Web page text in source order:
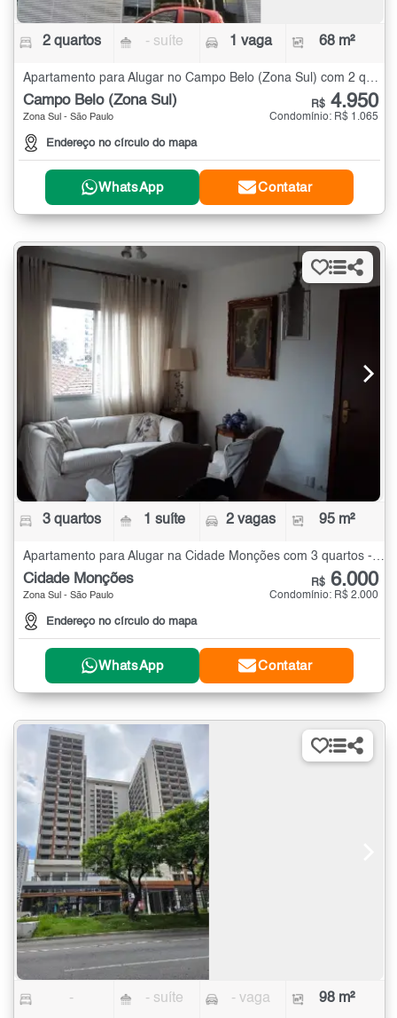
2 quartos - suíte 1 vaga 68 m²
Campo Belo (Zona Sul)
Zona Sul - São Paulo
Endereço no círculo do mapa
R$ 4.950
Condomínio: R$ 1.065
WhatsApp Contatar
3 quartos 1 suíte 2 vagas 95 m²
Apartamento para Alugar na Cidade Monções com 3 quartos - 95 m²
Cidade Monções
Zona Sul - São Paulo
Endereço no círculo do mapa
R$ 6.000
Condomínio: R$ 2.000
WhatsApp Contatar
- - suíte - vaga 98 m²